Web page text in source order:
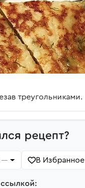
треугольниками.
рецепт?
— В Избранное